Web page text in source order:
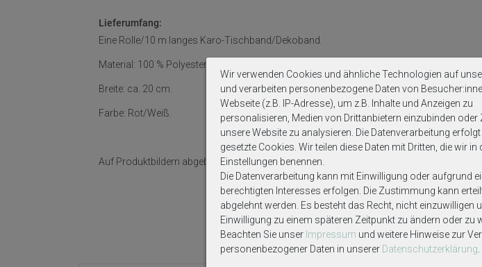
Lieferumfang:
Eine Rolle/10 m langes Karo-Tischband/Dekoband.
Material: 100 % Polyester.
Breite: ca. 20 cm.
Farbe: Rot/Weiß.
Auf Produktbildern abgebildetes Zubehör sowie Deko gehören nicht zum Lieferumfang,
Weitere
Wir verwenden Cookies und ähnliche Technologien auf
und verarbeiten personenbezogene Daten von
Webseite (z.B. IP-Adresse), um z.B. Inhalte und Anzeigen zu
personalisieren, Medien von Drittanbietern einzubinden
unsere Website zu analysieren. Die Datenverarbeitung
gesetzte Cookies. Wir teilen diese Daten mit Dritten, die wir in
Einstellungen benennen.
Die Datenverarbeitung kann mit Einwilligung oder aufgrund
berechtigten Interesses erfolgen. Die Zustimmung kann
abgelehnt werden. Es besteht das Recht, nicht einzuwilligen
Einwilligung zu einem späteren Zeitpunkt zu ändern oder zu
Beachten Sie unser Impressum und weitere Hinweise zur
personenbezogener Daten in unserer Daten­schutz­erklärung